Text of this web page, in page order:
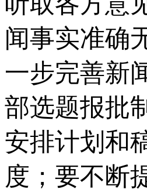
闻事实准确
一步完善新
部选题报批
安排计划和
度；要不断